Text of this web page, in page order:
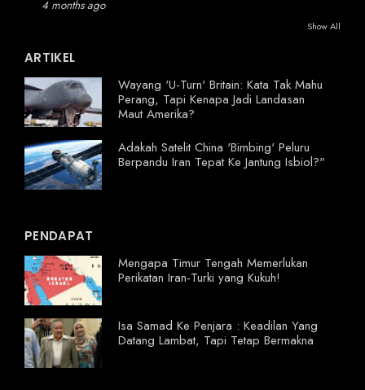
4 months ago
Show All
ARTIKEL
Wayang 'U-Turn' Britain: Kata Tak Mahu
Perang, Tapi Kenapa Jadi Landasan
Maut Amerika?
Adakah Satelit China 'Bimbing' Peluru
Berpandu Iran Tepat Ke Jantung Isbiol?"
PENDAPAT
Mengapa Timur Tengah Memerlukan
Perikatan Iran-Turki yang Kukuh!
Isa Samad Ke Penjara : Keadilan Yang
Datang Lambat, Tapi Tetap Bermakna